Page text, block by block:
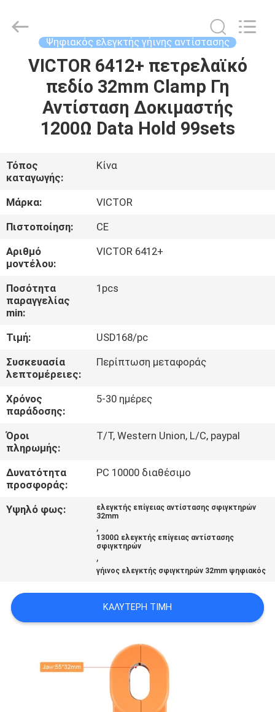
ΣΠΊΤΙ
ΠΡΟΪΌΝΤΑ
ΕΜΕΊΣ
ΓΎΡΟΣ
ΕΡΓΟΣΤΑΣΊΩΝ
ΠΟΙΟΤΙΚΌΣ
ΈΛΕΓΧΟΣ
ΕΛΆΤΕ
ΣΕ
ΕΠΑΦΉ
ΜΕ
ΕΙΔΉΣΕΙΣ
ΠΕΡΙΠΤΏΣΕΙΣ
CO.,LTD.
Ψηφιακός ελεγκτής γήινης αντίστασης
VICTOR 6412+ πετρελαϊκό
πεδίο 32mm Clamp Γη
Αντίσταση Δοκιμαστής
1200Ω Data Hold 99sets
Τόπος
καταγωγής:
Κίνα
Μάρκα:
VICTOR
Πιστοποίηση:
CE
Αριθμό
μοντέλου:
VICTOR 6412+
Ποσότητα
παραγγελίας
min:
1pcs
Τιμή:
USD168/pc
Συσκευασία
λεπτομέρειες:
Περίπτωση μεταφοράς
Χρόνος
παράδοσης:
5-30 ημέρες
Όροι
πληρωμής:
T/T, Western Union, L/C, paypal
Δυνατότητα
προσφοράς:
PC 10000 διαθέσιμο
Υψηλό φως:
ελεγκτής επίγειας αντίστασης σφιγκτηρών
32mm
,
1300Ω ελεγκτής επίγειας αντίστασης
σφιγκτηρών
,
γήινος ελεγκτής σφιγκτηρών 32mm ψηφιακός
ΚΑΛΎΤΕΡΗ ΤΙΜΉ